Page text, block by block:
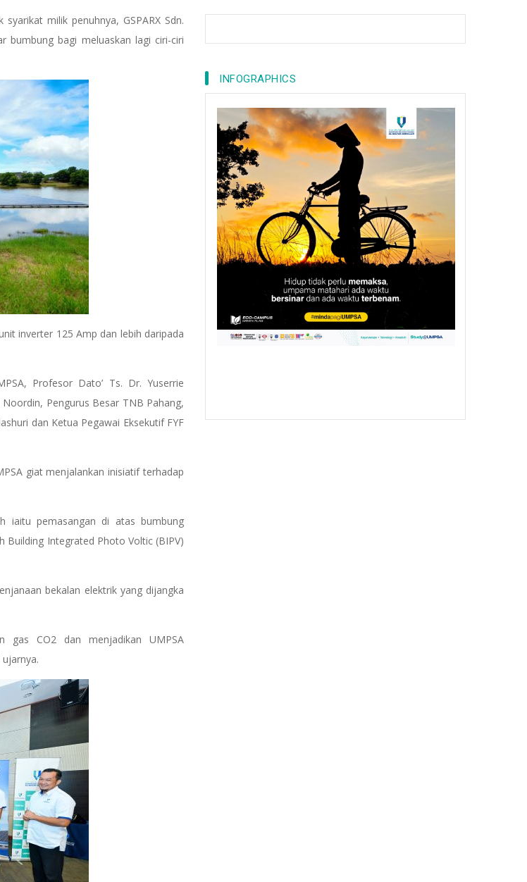
milik penuhnya, GSPARX Sdn.
bumbung bagi meluaskan lagi ciri-ciri
inverter 125 Amp dan lebih daripada
Profesor Dato’ Ts. Dr. Yuserrie
Pengurus Besar TNB Pahang,
dan Ketua Pegawai Eksekutif FYF
giat menjalankan inisiatif terhadap
iaitu pemasangan di atas bumbung
Building Integrated Photo Voltic (BIPV)
bekalan elektrik yang dijangka
gas CO2 dan menjadikan UMPSA
INFOGRAPHICS